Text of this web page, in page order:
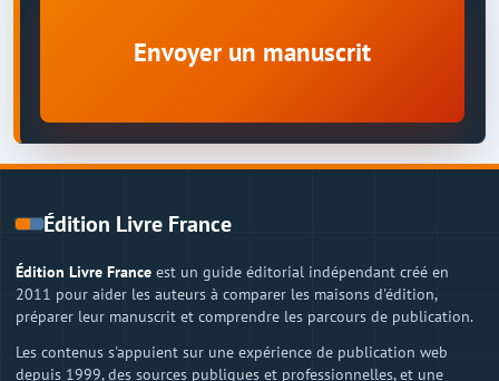
Envoyer un manuscrit
Édition Livre France
Édition Livre France est un guide éditorial indépendant créé en
2011 pour aider les auteurs à comparer les maisons d'édition,
préparer leur manuscrit et comprendre les parcours de publication.
Les contenus s'appuient sur une expérience de publication web
depuis 1999, des sources publiques et professionnelles, et une